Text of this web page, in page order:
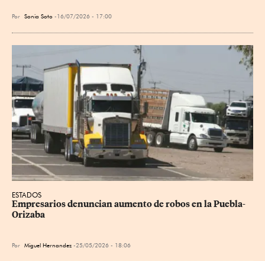
Por Sonia Soto 16/07/2026 - 17:00
ESTADOS
Empresarios denuncian aumento de robos en la Puebla-
Orizaba
Por Miguel Hernandez 25/05/2026 - 18:06